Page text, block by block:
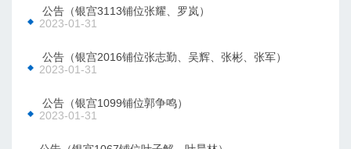
公告（银宫3113铺位张耀、罗岚）
2023-01-31
公告（银宫2016铺位张志勤、吴辉、张彬、张军）
2023-01-31
公告（银宫1099铺位郭争鸣）
2023-01-31